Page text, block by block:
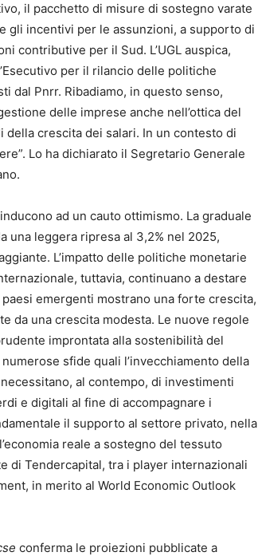
il pacchetto di misure di sostegno varate
gli incentivi per le assunzioni, a supporto di
contributive per il Sud. L’UGL auspica,
per il rilancio delle politiche
dal Pnrr. Ribadiamo, in questo senso,
delle imprese anche nell’ottica del
crescita dei salari. In un contesto di
Lo ha dichiarato il Segretario Generale
inducono ad un cauto ottimismo. La graduale
una leggera ripresa al 3,2% nel 2025,
L’impatto delle politiche monetarie
tuttavia, continuano a destare
emergenti mostrano una forte crescita,
da una crescita modesta. Le nuove regole
improntata alla sostenibilità del
sfide quali l’invecchiamento della
al contempo, di investimenti
e digitali al fine di accompagnare i
il supporto al settore privato, nella
reale a sostegno del tessuto
di Tendercapital, tra i player internazionali
in merito al World Economic Outlook
conferma le proiezioni pubblicate a